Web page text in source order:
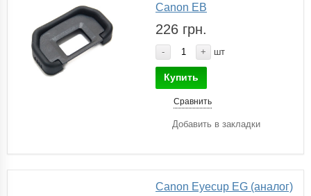
Canon EB
226 грн.
- + шт
Купить
Сравнить
Добавить в закладки
Canon Eyecup EG (аналог)